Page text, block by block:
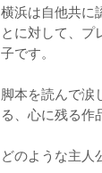
横浜は自他共に
とに対して、プ
子です。
脚本を読んで涙
る、心に残る作
どのような主人